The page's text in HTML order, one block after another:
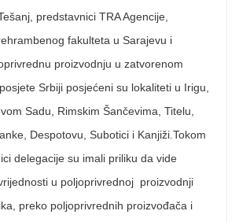
predstavnici TRA Agencije,
fakulteta u Sarajevu i
proizvodnju u zatvorenom
Srbiji posjećeni su lokaliteti u Irigu,
Sadu, Rimskim Šančevima, Titelu,
Despotovu, Subotici i Kanjiži.Tokom
delegacije su imali priliku da vide
u poljoprivrednoj proizvodnji
preko poljoprivrednih proizvođača i